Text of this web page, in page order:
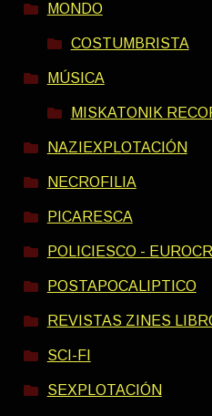
MONDO
COSTUMBRISTA
MÚSICA
MISKATONIK
NAZIEXPLOTACIÓN
NECROFILIA
PICARESCA
POLICIESCO -
POSTAPOCALIPTICO
REVISTAS ZINES
SCI-FI
SEXPLOTACIÓN